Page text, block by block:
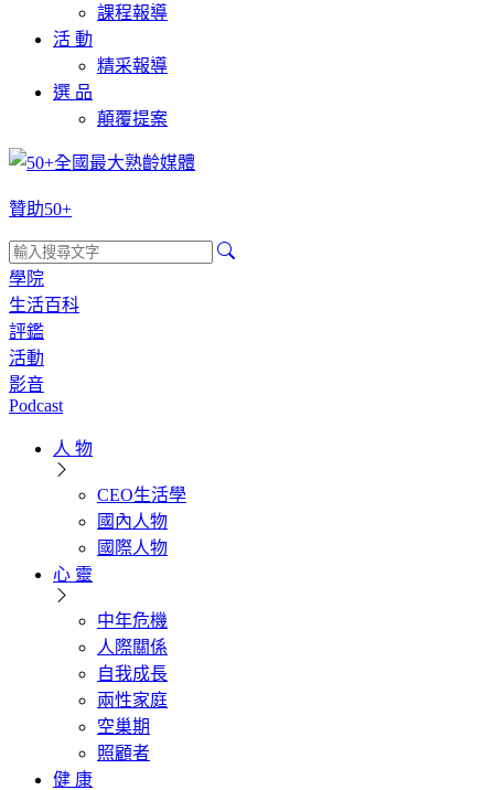
課程報導
活 動
精采報導
選 品
顛覆提案
贊助50+
學院
生活百科
評鑑
活動
影音
Podcast
人 物
CEO生活學
國內人物
國際人物
心 靈
中年危機
人際關係
自我成長
兩性家庭
空巢期
照顧者
健 康